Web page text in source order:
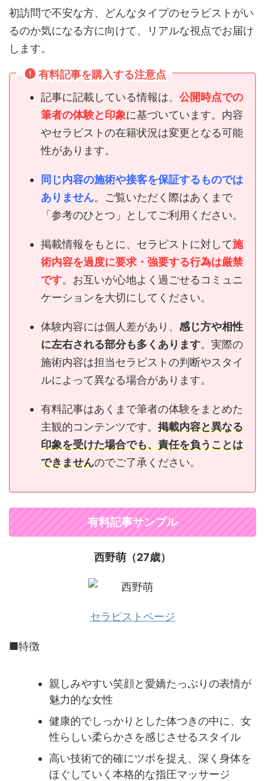
初訪問で不安な方、どんなタイプのセラピストがい
るのか気になる方に向けて、リアルな視点でお届け
します。
有料記事を購入する注意点
記事に記載している情報は、 公開時点での
筆者の体験と印象に基づいています。内容
やセラピストの在籍状況は変更となる可能
性があります。
同じ内容の施術や接客を保証するものでは
ありません。ご覧いただく際はあくまで
「参考のひとつ」としてご利用ください。
掲載情報をもとに、セラピストに対して施
術内容を過度に要求・強要する行為は厳禁
です。お互いが心地よく過ごせるコミュニ
ケーションを大切にしてください。
体験内容には個人差があり、 感じ方や相性
に左右される部分も多くあります。実際の
施術内容は担当セラピストの判断やスタイ
ルによって異なる場合があります。
有料記事はあくまで筆者の体験をまとめた
主観的コンテンツです。 掲載内容と異なる
印象を受けた場合でも、責任を負うことは
できませんのでご了承ください。
有料記事サンプル
西野萌（27歳）
セラピストページ
■特徴
親しみやすい笑顔と愛嬌たっぷりの表情が
魅力的な女性
健康的でしっかりとした体つきの中に、女
性らしい柔らかさを感じさせるスタイル
高い技術で的確にツボを捉え、深く身体を
ほぐしていく本格的な指圧マッサージ